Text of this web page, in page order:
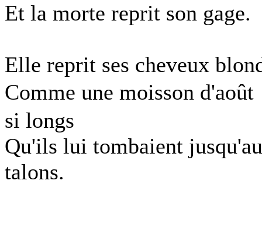
Et la morte reprit son gage.
Elle reprit ses cheveux
Comme une moisson d'août
si longs
Qu'ils lui tombaient
talons.